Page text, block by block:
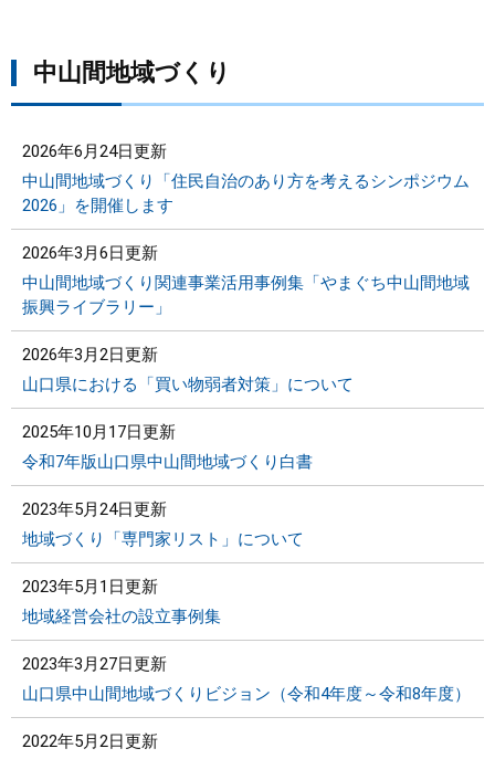
中山間地域づくり
2026年6月24日更新
中山間地域づくり「住民自治のあり方を考えるシンポジウム
2026」を開催します
2026年3月6日更新
中山間地域づくり関連事業活用事例集「やまぐち中山間地域
振興ライブラリー」
2026年3月2日更新
山口県における「買い物弱者対策」について
2025年10月17日更新
令和7年版山口県中山間地域づくり白書
2023年5月24日更新
地域づくり「専門家リスト」について
2023年5月1日更新
地域経営会社の設立事例集
2023年3月27日更新
山口県中山間地域づくりビジョン（令和4年度～令和8年度）
2022年5月2日更新